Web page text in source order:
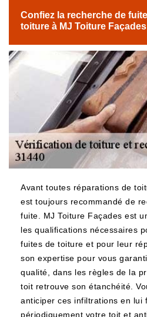
Confiez la recherche de
toiture à MJ Toiture
Avant toutes réparations de
est toujours recommandé de
fuite. MJ Toiture Façades est
les qualifications nécessaires
fuites de toiture et pour leur
son expertise pour vous
qualité, dans les règles de la
toit retrouve son étanchéité.
anticiper ces infiltrations en lui
périodiquement votre toit et